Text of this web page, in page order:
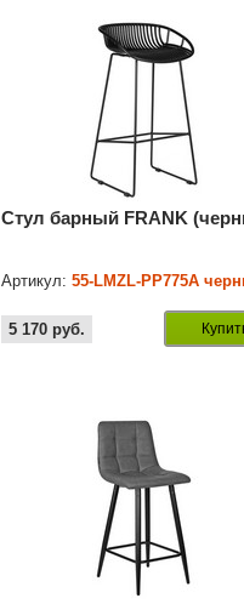
Стул барный FRANK
Артикул:55-LMZL-PP775A
5 170 руб.